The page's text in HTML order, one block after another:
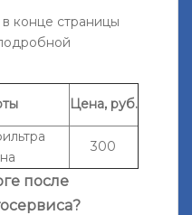
конце страницы
Цена, руб.
300
после